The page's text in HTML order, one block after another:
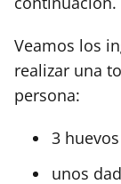
Veamos los
realizar una
persona:
3 huevos
unos